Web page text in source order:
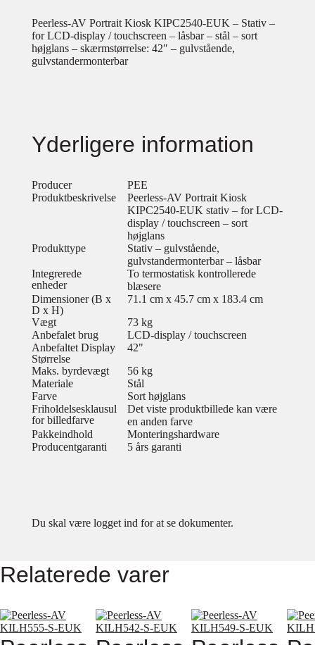
Peerless-AV Portrait Kiosk KIPC2540-EUK – Stativ –
for LCD-display / touchscreen – låsbar – stål – sort
højglans – skærmstørrelse: 42″ – gulvstående,
gulvstandermonterbar
Yderligere information
Producer
PEE
Produktbeskrivelse
Peerless-AV Portrait Kiosk
KIPC2540-EUK stativ – for LCD-
display / touchscreen – sort
højglans
Produkttype
Stativ – gulvstående,
gulvstandermonterbar – låsbar
Integrerede
enheder
To termostatisk kontrollerede
blæsere
Dimensioner (B x
D x H)
71.1 cm x 45.7 cm x 183.4 cm
Vægt
73 kg
Anbefalet brug
LCD-display / touchscreen
Anbefaltet Display
Størrelse
42"
Maks. byrdevægt
56 kg
Materiale
Stål
Farve
Sort højglans
Friholdelsesklausul
for billedfarve
Det viste produktbillede kan være
en anden farve
Pakkeindhold
Monteringshardware
Producentgaranti
5 års garanti
Du skal være logget ind for at se dokumenter.
Relaterede varer